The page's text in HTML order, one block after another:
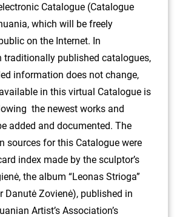
Catalogue (Catalogue
which will be freely
on the Internet. In
traditionally published catalogues,
information does not change,
in this virtual Catalogue is
the newest works and
added and documented. The
sources for this Catalogue were
index made by the sculptor’s
the album “Leonas Strioga”
Danutė Zovienė), published in
Artist’s Association’s